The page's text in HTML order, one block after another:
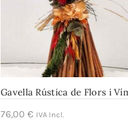
Gavella Rústica de Flors i
76,00 € IVA Incl.